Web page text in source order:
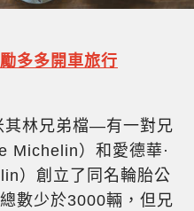
多多開車旅行
其林兄弟檔—有一對兄
Michelin）和愛德華·
）創立了同名輪胎公
數少於3000輛，但兄